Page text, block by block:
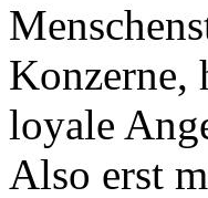
Konzerne,
loyale
Also erst